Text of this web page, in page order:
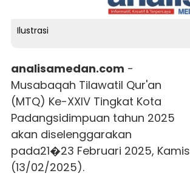
Ilustrasi
analisamedan.com -
Musabaqah Tilawatil Qur'an
(MTQ) Ke-XXIV Tingkat Kota
Padangsidimpuan tahun 2025
akan diselenggarakan
pada21�23 Februari 2025, Kamis
(13/02/2025).